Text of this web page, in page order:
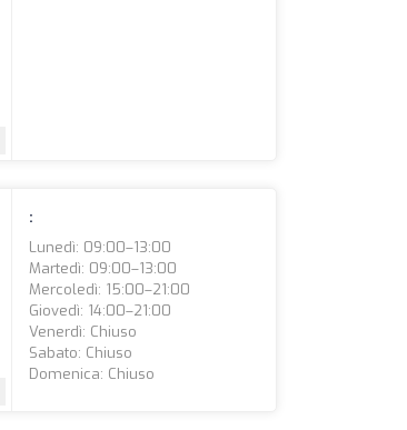
:
Lunedì: 09:00–13:00
Martedì: 09:00–13:00
Mercoledì: 15:00–21:00
Giovedì: 14:00–21:00
Venerdì: Chiuso
Sabato: Chiuso
Domenica: Chiuso